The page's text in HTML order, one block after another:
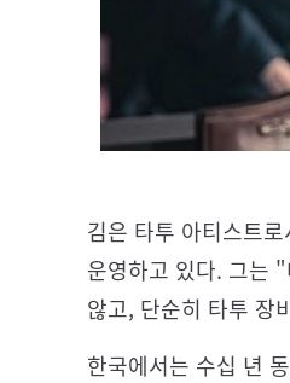
김은 타투 아티스트
운영하고 있다. 그는
않고, 단순히 타투 장
한국에서는 수십 년